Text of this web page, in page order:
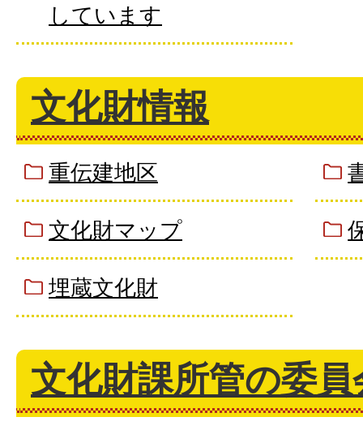
しています
文化財情報
重伝建地区
文化財マップ
埋蔵文化財
文化財課所管の委員